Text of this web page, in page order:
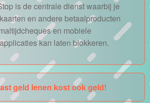
is de centrale dienst waarbij je
en andere betaalproducten
en mobiele
kan laten blokkeren.
geld lenen kost ook geld!